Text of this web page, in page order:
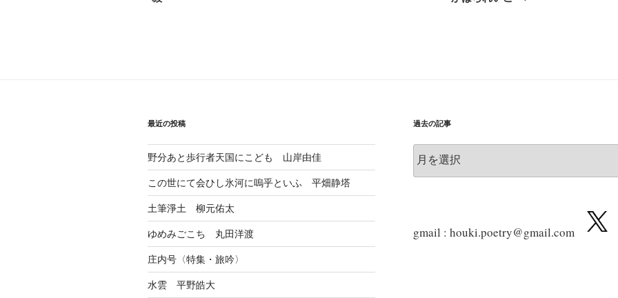
ナ
ョ
ン
最近の投稿
野分あと歩行者天国にこども 山岸由佳
この世にて会ひし氷河に嗚乎といふ 平畑静塔
土筆淨土 柳元佑太
ゆめみごこち 丸田洋渡
庄内号〈特集・旅吟〉
水雲 平野皓大
過去の記事
去
gmail : houki.poetry@gmail.com